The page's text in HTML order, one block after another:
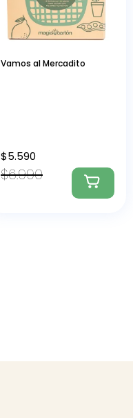
Vamos al Mercadito
$6.990
$5.590